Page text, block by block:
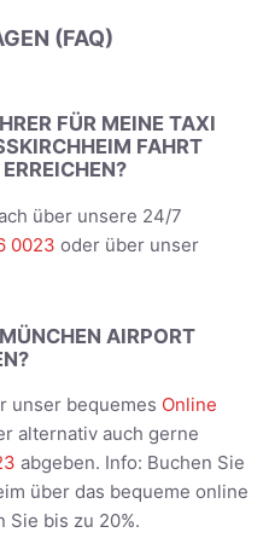
(FAQ)
FÜR MEINE TAXI
FAHRT N
über unsere 24/7
0023 oder über unser
AIRPORT
unser bequemes Online
alternativ auch gerne
abgeben. Info: Buchen Sie
über das bequeme online
Sie bis zu 20%.